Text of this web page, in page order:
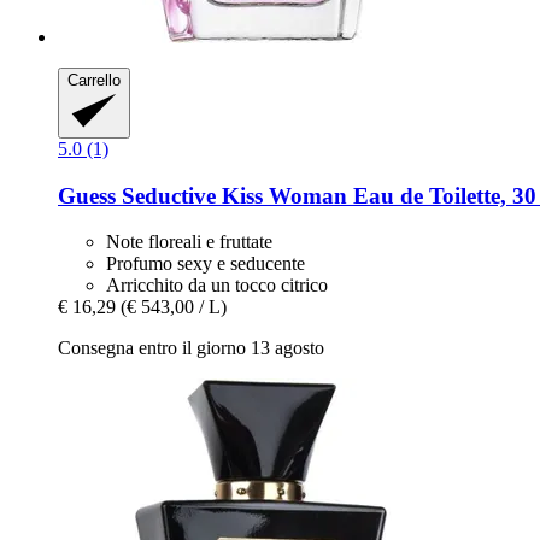
Carrello
5.0 (1)
Guess Seductive Kiss Woman Eau de Toilette,
Note floreali e fruttate
Profumo sexy e seducente
Arricchito da un tocco citrico
€ 16,29 (€ 543,00 / L)
Consegna entro il giorno 13 agosto